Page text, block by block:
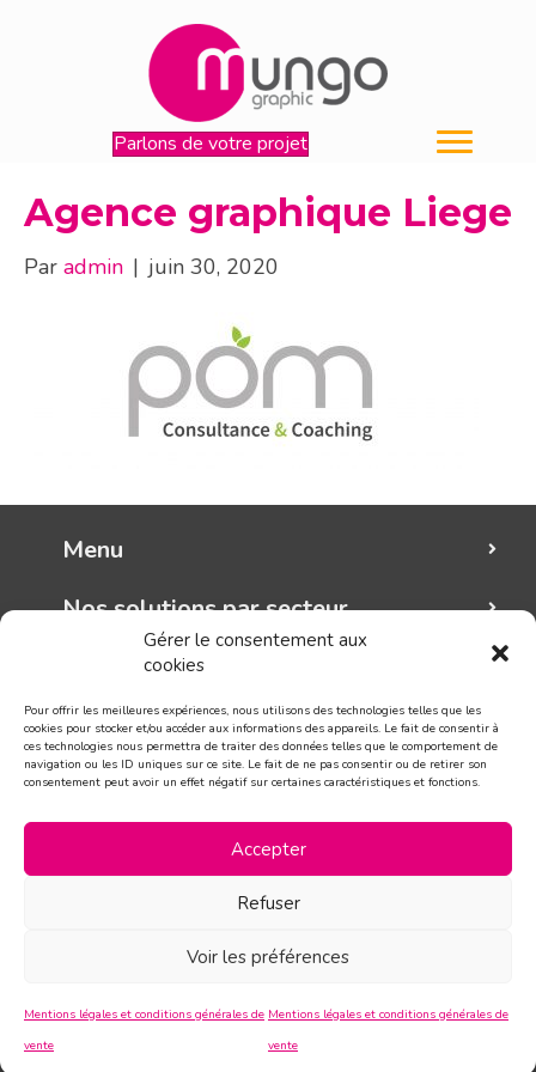
Gérer le consentement aux
cookies
Pour offrir les meilleures expériences, nous utilisons des technologies telles que les
cookies pour stocker et/ou accéder aux informations des appareils. Le fait de consentir à
ces technologies nous permettra de traiter des données telles que le comportement de
navigation ou les ID uniques sur ce site. Le fait de ne pas consentir ou de retirer son
consentement peut avoir un effet négatif sur certaines caractéristiques et fonctions.
Accepter
Refuser
Voir les préférences
Mentions légales et conditions générales de
vente
Mentions légales et conditions générales de
vente
Parlons de votre projet
Agence graphique Liege
Par admin | juin 30, 2020
Menu
Nos solutions par secteur
Mungo graphic
Suivez-nous!
CONTACT